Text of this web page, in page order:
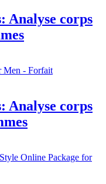
Analyse corps
Analyse corps